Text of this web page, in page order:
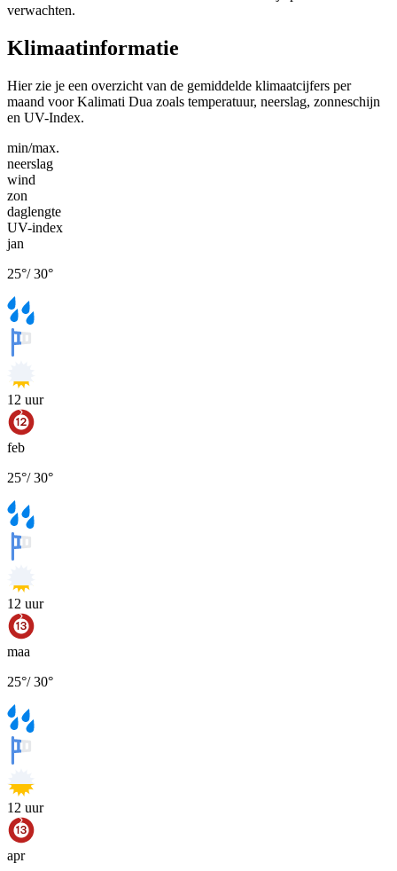
verwachten.
Klimaatinformatie
Hier zie je een overzicht van de gemiddelde klimaatcijfers per
maand voor Kalimati Dua zoals temperatuur, neerslag, zonneschijn
en UV-Index.
min/max.
neerslag
wind
zon
daglengte
UV-index
jan
25°/30°
12 uur
feb
25°/30°
12 uur
maa
25°/30°
12 uur
apr